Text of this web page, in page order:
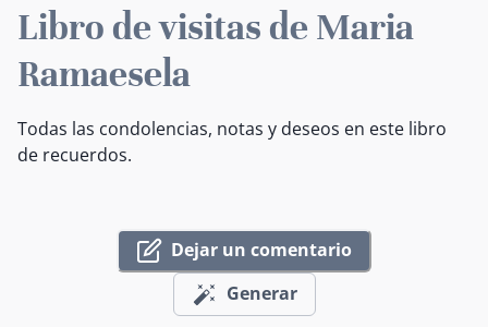
Libro de visitas de Maria
Ramaesela
Todas las condolencias, notas y deseos en este libro
de recuerdos.
Dejar un comentario
Generar